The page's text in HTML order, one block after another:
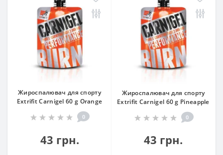
Жироспалювач для спорту
Extrifit Carnigel 60 g Orange
0
43 грн.
Жироспалювач для спорту
Extrifit Carnigel 60 g Pineapple
0
43 грн.